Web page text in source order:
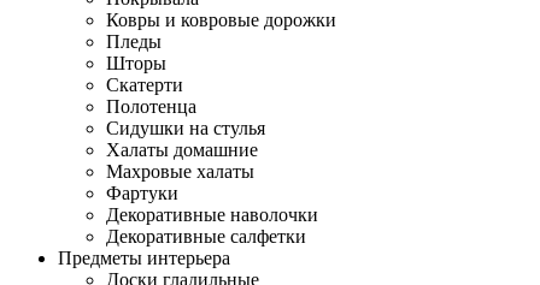
Ковры и ковровые дорожки
Пледы
Шторы
Скатерти
Полотенца
Сидушки на стулья
Халаты домашние
Махровые халаты
Фартуки
Декоративные наволочки
Декоративные салфетки
Предметы интерьера
Доски гладильные